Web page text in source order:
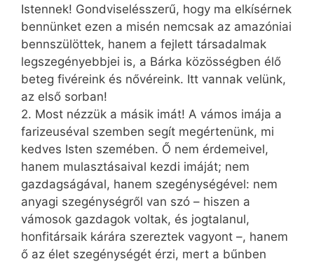
Istennek! Gondviselésszerű, hogy ma elkísérnek
bennünket ezen a misén nemcsak az amazóniai
bennszülöttek, hanem a fejlett társadalmak
legszegényebbjei is, a Bárka közösségben élő
beteg fivéreink és nővéreink. Itt vannak velünk,
az első sorban!
2. Most nézzük a másik imát! A vámos imája a
farizeuséval szemben segít megértenünk, mi
kedves Isten szemében. Ő nem érdemeivel,
hanem mulasztásaival kezdi imáját; nem
gazdagságával, hanem szegénységével: nem
anyagi szegénységről van szó – hiszen a
vámosok gazdagok voltak, és jogtalanul,
honfitársaik kárára szereztek vagyont –, hanem
ő az élet szegénységét érzi, mert a bűnben